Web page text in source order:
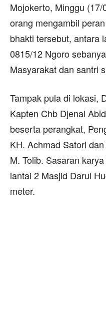
Mojokerto, Minggu
orang mengambil
bhakti tersebut, antara
0815/12 Ngoro
Masyarakat dan santri
Tampak pula di lokasi,
Kapten Chb Djenal
beserta perangkat,
KH. Achmad Satori
M. Tolib. Sasaran
lantai 2 Masjid Darul
meter.